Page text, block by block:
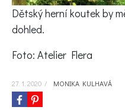
KVÍZY A TESTY
Dětský herní koutek by
dohled.
Foto: Atelier Flera
27. 1. 2020 / MONIKA KULHAVÁ